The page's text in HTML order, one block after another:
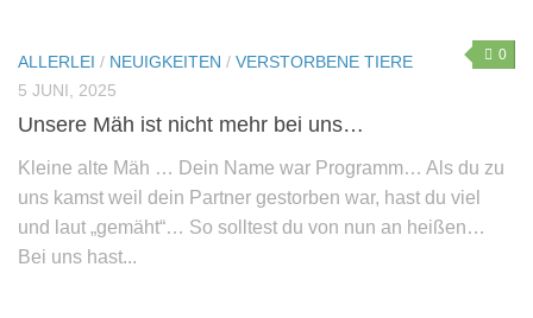
0
ALLERLEI / NEUIGKEITEN / VERSTORBENE TIERE
5 JUNI, 2025
Unsere Mäh ist nicht mehr bei uns…
Kleine alte Mäh … Dein Name war Programm… Als du zu
uns kamst weil dein Partner gestorben war, hast du viel
und laut „gemäht“… So solltest du von nun an heißen…
Bei uns hast...